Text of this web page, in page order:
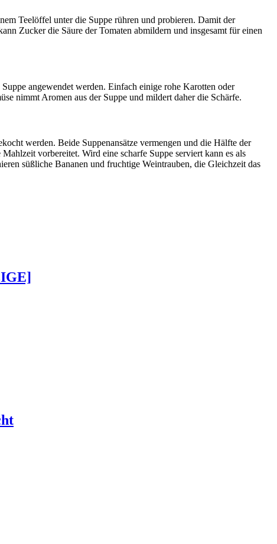
Teelöffel unter die Suppe rühren und probieren. Damit der
Zucker die Säure der Tomaten abmildern und insgesamt für einen
angewendet werden. Einfach einige rohe Karotten oder
nimmt Aromen aus der Suppe und mildert daher die Schärfe.
werden. Beide Suppenansätze vermengen und die Hälfte der
vorbereitet. Wird eine scharfe Suppe serviert kann es als
süßliche Bananen und fruchtige Weintrauben, die Gleichzeit das